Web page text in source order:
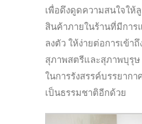
เพื่อดึงดูดความสนใจให้
สินค้าภายในร้านที่มีการ
ลงตัว ให้ง่ายต่อการเข้า
สุภาพสตรีและสุภาพบุรุษ
ในการรังสรรค์บรรยาก
เป็นธรรมชาติอีกด้วย